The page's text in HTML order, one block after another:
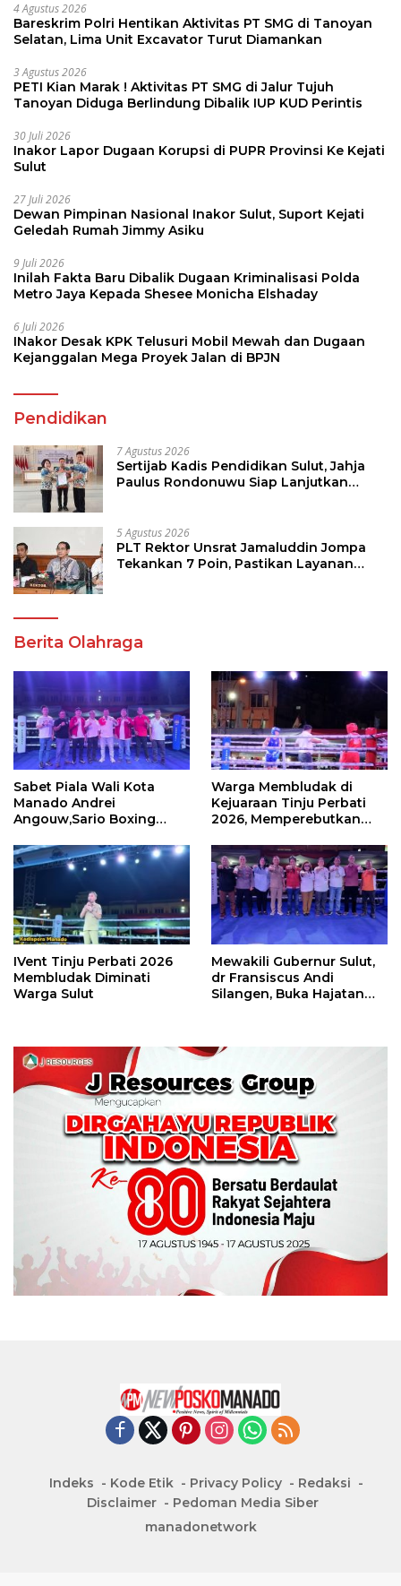
4 Agustus 2026
Bareskrim Polri Hentikan Aktivitas PT SMG di Tanoyan
Selatan, Lima Unit Excavator Turut Diamankan
3 Agustus 2026
PETI Kian Marak ! Aktivitas PT SMG di Jalur Tujuh
Tanoyan Diduga Berlindung Dibalik IUP KUD Perintis
30 Juli 2026
Inakor Lapor Dugaan Korupsi di PUPR Provinsi Ke Kejati
Sulut
27 Juli 2026
Dewan Pimpinan Nasional Inakor Sulut, Suport Kejati
Geledah Rumah Jimmy Asiku
9 Juli 2026
Inilah Fakta Baru Dibalik Dugaan Kriminalisasi Polda
Metro Jaya Kepada Shesee Monicha Elshaday
6 Juli 2026
INakor Desak KPK Telusuri Mobil Mewah dan Dugaan
Kejanggalan Mega Proyek Jalan di BPJN
Pendidikan
7 Agustus 2026
Sertijab Kadis Pendidikan Sulut, Jahja
Paulus Rondonuwu Siap Lanjutkan
5 Agustus 2026
PLT Rektor Unsrat Jamaluddin Jompa
Tekankan 7 Poin, Pastikan Layanan
Berita Olahraga
Sabet Piala Wali Kota
Manado Andrei
Angouw,Sario Boxing
Perbati 2026
Warga Membludak di
Kejuaraan Tinju Perbati
2026, Memperebutkan
IVent Tinju Perbati 2026
Membludak Diminati
Warga Sulut
Mewakili Gubernur Sulut,
dr Fransiscus Andi
Silangen, Buka Hajatan
Indeks Kode Etik Privacy Policy
Redaksi
Disclaimer
Pedoman Media Siber
manadonetwork